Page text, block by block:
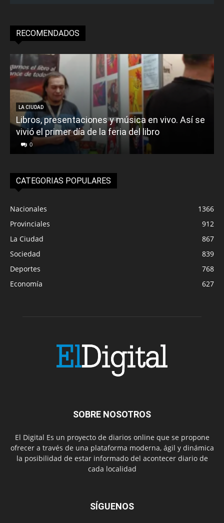
RECOMENDADOS
LA CIUDAD
Libros, presentaciones y música en vivo. Así se
vivió el primer día de la feria del libro
0
CATEGORIAS POPULARES
Nacionales
1366
Provinciales
912
La Ciudad
867
Sociedad
839
Deportes
768
Economía
627
SOBRE NOSOTROS
El Digital Es un proyecto de diarios online que se propone
ofrecer a través de una plataforma moderna, ágil y dinámica
la posibilidad de estar informado del acontecer diario de
cada localidad
SÍGUENOS